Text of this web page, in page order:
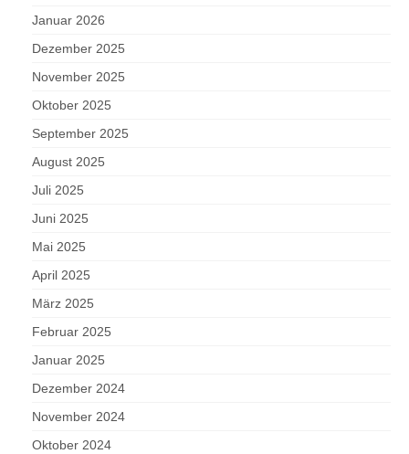
Januar 2026
Dezember 2025
November 2025
Oktober 2025
September 2025
August 2025
Juli 2025
Juni 2025
Mai 2025
April 2025
März 2025
Februar 2025
Januar 2025
Dezember 2024
November 2024
Oktober 2024